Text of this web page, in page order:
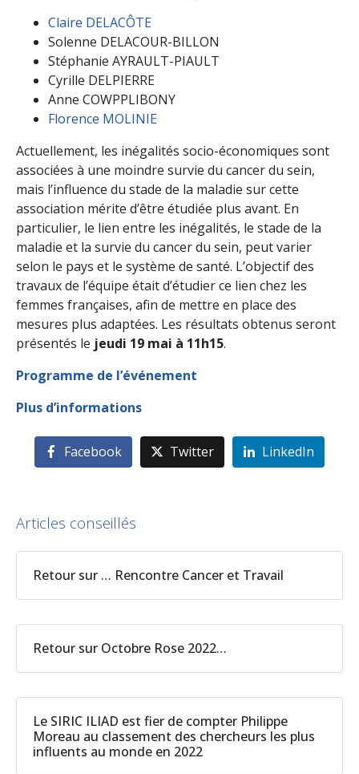
Claire DELACÔTE
Solenne DELACOUR-BILLON
Stéphanie AYRAULT-PIAULT
Cyrille DELPIERRE
Anne COWPPLIBONY
Florence MOLINIE
Actuellement, les inégalités socio-économiques sont
associées à une moindre survie du cancer du sein,
mais l’influence du stade de la maladie sur cette
association mérite d’être étudiée plus avant. En
particulier, le lien entre les inégalités, le stade de la
maladie et la survie du cancer du sein, peut varier
selon le pays et le système de santé. L’objectif des
travaux de l’équipe était d’étudier ce lien chez les
femmes françaises, afin de mettre en place des
mesures plus adaptées. Les résultats obtenus seront
présentés le jeudi 19 mai à 11h15.
Programme de l’événement
Plus d’informations
Facebook Twitter LinkedIn
Articles conseillés
Retour sur … Rencontre Cancer et Travail
Retour sur Octobre Rose 2022…
Le SIRIC ILIAD est fier de compter Philippe
Moreau au classement des chercheurs les plus
influents au monde en 2022